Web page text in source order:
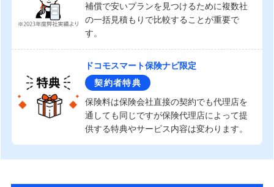
補償で安いプランを見つけるために複数社
の一括見積もりで比較することが重要で
す。
ドコモスマート保険ナビ限定
契約者特典
保険料は保険会社直接の契約でも代理店を
通しても同じですが保険代理店によって提
供する特典やサービス内容は変わります。